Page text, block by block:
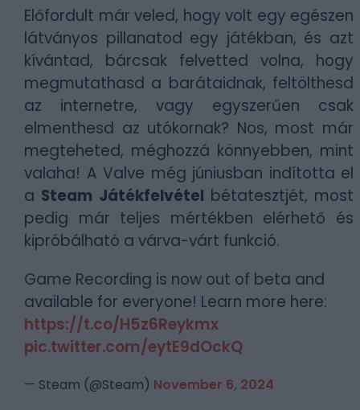
Előfordult már veled, hogy volt egy egészen
látványos pillanatod egy játékban, és azt
kívántad, bárcsak felvetted volna, hogy
megmutathasd a barátaidnak, feltölthesd
az internetre, vagy egyszerűen csak
elmenthesd az utókornak? Nos, most már
megteheted, méghozzá könnyebben, mint
valaha! A Valve még júniusban indította el
a Steam Játékfelvétel bétatesztjét, most
pedig már teljes mértékben elérhető és
kipróbálható a várva-várt funkció.
Game Recording is now out of beta and
available for everyone! Learn more here:
https://t.co/H5z6Reykmx
pic.twitter.com/eytE9dOckQ
— Steam (@Steam) November 6, 2024